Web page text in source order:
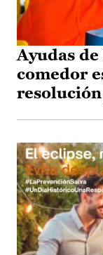
Ayudas
comedor